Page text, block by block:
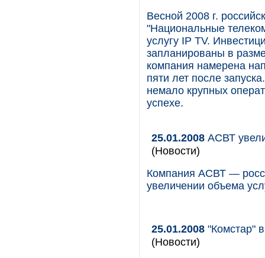
Весной 2008 г.
"Национальные
услугу IP TV.
запланированы в
компания намерена
пяти лет после
немало крупных
успехе.
25.01.2008 АСВТ
(Новости)
Компания АСВТ —
увеличении объема
25.01.2008 "Комстар"
(Новости)